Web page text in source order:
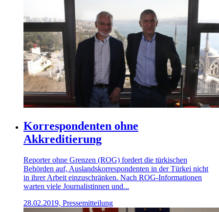
Korrespondenten ohne
Akkreditierung
Reporter ohne Grenzen (ROG) fordert die türkischen
Behörden auf, Auslandskorrespondenten in der Türkei nicht
in ihrer Arbeit einzuschränken. Nach ROG-Informationen
warten viele Journalistinnen und...
28.02.2019, Pressemitteilung